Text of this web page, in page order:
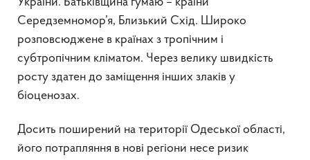
Середземномор’я, Близький Схід. Широко
розповсюджене в країнах з тропічним і
субтропічним кліматом. Через велику швидкість
росту здатен до заміщення інших злаків у
біоценозах.
Досить поширений на території Одеської області,
його потрапляння в нові регіони несе ризик